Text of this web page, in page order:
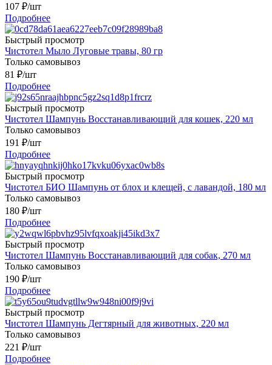
107 ₽/шт
Подробнее
Быстрый просмотр
Чистотел Мыло Луговые травы, 80 гр
Только самовывоз
81 ₽/шт
Подробнее
Быстрый просмотр
Чистотел Шампунь Восстанавливающий для кошек, 220 мл
Только самовывоз
191 ₽/шт
Подробнее
Быстрый просмотр
Чистотел БИО Шампунь от блох и клещей, с лавандой, 180 мл
Только самовывоз
180 ₽/шт
Подробнее
Быстрый просмотр
Чистотел Шампунь Восстанавливающий для собак, 270 мл
Только самовывоз
190 ₽/шт
Подробнее
Быстрый просмотр
Чистотел Шампунь Дегтярный для животных, 220 мл
Только самовывоз
221 ₽/шт
Подробнее